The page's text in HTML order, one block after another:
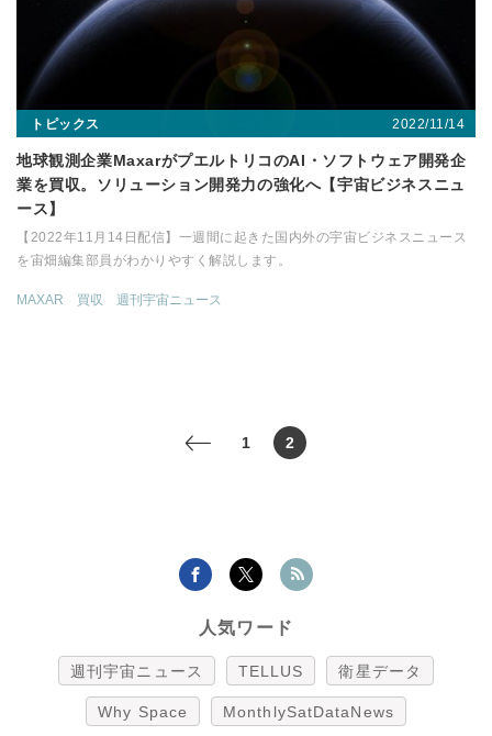
トピックス 2022/11/14
地球観測企業MaxarがプエルトリコのAI・ソフトウェア開発企
業を買収。ソリューション開発力の強化へ【宇宙ビジネスニュ
ース】
【2022年11月14日配信】一週間に起きた国内外の宇宙ビジネスニュース
を宙畑編集部員がわかりやすく解説します。
MAXAR 買収 週刊宇宙ニュース
< 1 2
人気ワード
週刊宇宙ニュース TELLUS 衛星データ
Why Space MonthlySatDataNews